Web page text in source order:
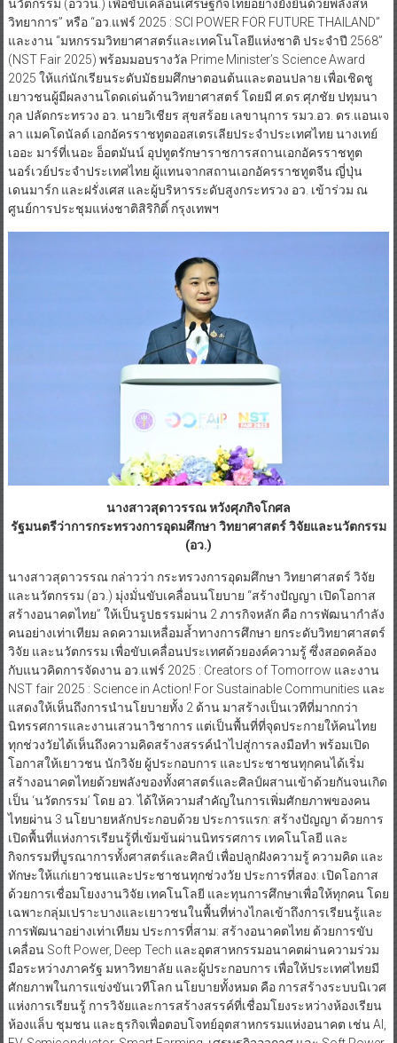
นวัตกรรม (อววน.) เพื่อขับเคลื่อนเศรษฐกิจไทยอย่างยั่งยืนด้วยพลังสห
วิทยาการ” หรือ “อว.แฟร์ 2025 : SCI POWER FOR FUTURE THAILAND”
และงาน “มหกรรมวิทยาศาสตร์และเทคโนโลยีแห่งชาติ ประจำปี 2568”
(NST Fair 2025) พร้อมมอบรางวัล Prime Minister’s Science Award
2025 ให้แก่นักเรียนระดับมัธยมศึกษาตอนต้นและตอนปลาย เพื่อเชิดชู
เยาวชนผู้มีผลงานโดดเด่นด้านวิทยาศาสตร์ โดยมี ศ.ดร.ศุภชัย ปทุมนา
กุล ปลัดกระทรวง อว. นายวิเชียร สุขสร้อย เลขานุการ รมว.อว. ดร.แอนเจ
ลา แมคโดนัลด์ เอกอัครราชทูตออสเตรเลียประจำประเทศไทย นางเทย์
เออะ มาร์ที่เนอะ อ็อตมันน์ อุปทูตรักษาราชการสถานเอกอัครราชทูต
นอร์เวย์ประจำประเทศไทย ผู้แทนจากสถานเอกอัครราชทูตจีน ญี่ปุ่น
เดนมาร์ก และฝรั่งเศส และผู้บริหารระดับสูงกระทรวง อว. เข้าร่วม ณ
ศูนย์การประชุมแห่งชาติสิริกิติ์ กรุงเทพฯ
นางสาวสุดาวรรณ หวังศุภกิจโกศล
รัฐมนตรีว่าการกระทรวงการอุดมศึกษา วิทยาศาสตร์ วิจัยและนวัตกรรม
(อว.)
นางสาวสุดาวรรณ กล่าวว่า กระทรวงการอุดมศึกษา วิทยาศาสตร์ วิจัย
และนวัตกรรม (อว.) มุ่งมั่นขับเคลื่อนนโยบาย “สร้างปัญญา เปิดโอกาส
สร้างอนาคตไทย” ให้เป็นรูปธรรมผ่าน 2 ภารกิจหลัก คือ การพัฒนากำลัง
คนอย่างเท่าเทียม ลดความเหลื่อมล้ำทางการศึกษา ยกระดับวิทยาศาสตร์
วิจัย และนวัตกรรม เพื่อขับเคลื่อนประเทศด้วยองค์ความรู้ ซึ่งสอดคล้อง
กับแนวคิดการจัดงาน อว.แฟร์ 2025 : Creators of Tomorrow และงาน
NST fair 2025 : Science in Action! For Sustainable Communities และ
แสดงให้เห็นถึงการนำนโยบายทั้ง 2 ด้าน มาสร้างเป็นเวทีที่มากกว่า
นิทรรศการและงานเสวนาวิชาการ แต่เป็นพื้นที่ที่จุดประกายให้คนไทย
ทุกช่วงวัยได้เห็นถึงความคิดสร้างสรรค์นำไปสู่การลงมือทำ พร้อมเปิด
โอกาสให้เยาวชน นักวิจัย ผู้ประกอบการ และประชาชนทุกคนได้เริ่ม
สร้างอนาคตไทยด้วยพลังของทั้งศาสตร์และศิลป์ผสานเข้าด้วยกันจนเกิด
เป็น ‘นวัตกรรม’ โดย อว. ได้ให้ความสำคัญในการเพิ่มศักยภาพของคน
ไทยผ่าน 3 นโยบายหลักประกอบด้วย ประการแรก: สร้างปัญญา ด้วยการ
เปิดพื้นที่แห่งการเรียนรู้ที่เข้มข้นผ่านนิทรรศการ เทคโนโลยี และ
กิจกรรมที่บูรณาการทั้งศาสตร์และศิลป์ เพื่อปลูกฝังความรู้ ความคิด และ
ทักษะให้แก่เยาวชนและประชาชนทุกช่วงวัย ประการที่สอง: เปิดโอกาส
ด้วยการเชื่อมโยงงานวิจัย เทคโนโลยี และทุนการศึกษาเพื่อให้ทุกคน โดย
เฉพาะกลุ่มเปราะบางและเยาวชนในพื้นที่ห่างไกลเข้าถึงการเรียนรู้และ
การพัฒนาอย่างเท่าเทียม ประการที่สาม: สร้างอนาคตไทย ด้วยการขับ
เคลื่อน Soft Power, Deep Tech และอุตสาหกรรมอนาคตผ่านความร่วม
มือระหว่างภาครัฐ มหาวิทยาลัย และผู้ประกอบการ เพื่อให้ประเทศไทยมี
ศักยภาพในการแข่งขันเวทีโลก นโยบายทั้งหมด คือ การสร้างระบบนิเวศ
แห่งการเรียนรู้ การวิจัยและการสร้างสรรค์ที่เชื่อมโยงระหว่างห้องเรียน
ห้องแล็บ ชุมชน และธุรกิจเพื่อตอบโจทย์อุตสาหกรรมแห่งอนาคต เช่น AI,